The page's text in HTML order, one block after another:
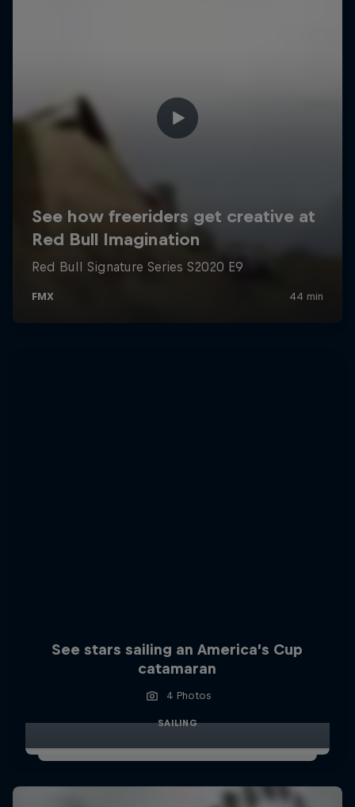
See stars sailing an America’s Cup
catamaran
4 Photos
SAILING